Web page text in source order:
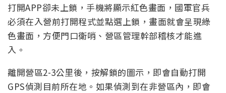
打開APP卻未上鎖，手機將顯示紅色畫面，國軍官兵
必須在入營前打開程式並點選上鎖，畫面就會呈現綠
色畫面，方便門口衛哨、營區管理幹部稽核才能進
入。
離開營區2-3公里後，按解鎖的圖示，即會自動打開
GPS偵測目前所在地。如果偵測到在非營區內，即會